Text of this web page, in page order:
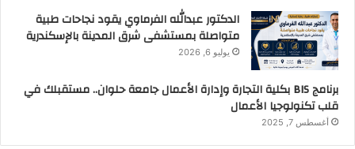
الدكتور عبدالله الفرماوي يقود نجاحات طبية
متواصلة بمستشفى شرق المدينة بالإسكندرية
يوليو 6, 2026
برنامج BIS بكلية التجارة وإدارة الأعمال جامعة حلوان.. مستقبلك في
قلب تكنولوجيا الأعمال
أغسطس 7, 2025